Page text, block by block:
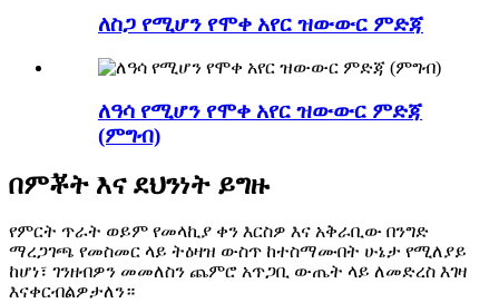
ለስጋ የሚሆን የሞቀ አየር ዝውውር ምድጃ
ለዓሳ የሚሆን የሞቀ አየር ዝውውር ምድጃ
(ምግብ)
በምቾት እና ደህንነት ይግዙ
የምርት ጥራት ወይም የመላኪያ ቀን እርስዎ እና አቅራቢው በንግድ
ማረጋገጫ የመስመር ላይ ትዕዛዝ ውስጥ ከተስማሙበት ሁኔታ የሚለያይ
ከሆነ፣ ገንዘብዎን መመለስን ጨምሮ አጥጋቢ ውጤት ላይ ለመድረስ እገዛ
እናቀርብልዎታለን።